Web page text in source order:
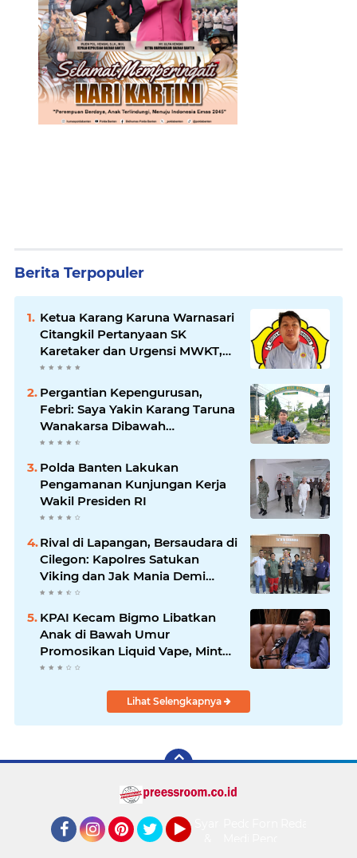
Berita Terpopuler
Ketua Karang Karuna Warnasari
Citangkil Pertanyaan SK
Karetaker dan Urgensi MWKT,
Saat Suasana Berduka
Pergantian Kepengurusan,
Febri: Saya Yakin Karang Taruna
Wanakarsa Dibawah
Kepemimpinan Bung Entus
Jauh Membawa Manfaat
Polda Banten Lakukan
Pengamanan Kunjungan Kerja
Wakil Presiden RI
Rival di Lapangan, Bersaudara di
Cilegon: Kapolres Satukan
Viking dan Jak Mania Demi
Nobar Damai Piala Presiden
KPAI Kecam Bigmo Libatkan
Anak di Bawah Umur
Promosikan Liquid Vape, Minta
Aparat Bertindak Tegas
Lihat Selengkapnya